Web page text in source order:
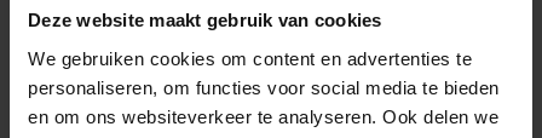
Deze website maakt gebruik van cookies
We gebruiken cookies om content en advertenties te
personaliseren, om functies voor social media te bieden
en om ons websiteverkeer te analyseren. Ook delen we
€ 49,49 excl. btw
€59,88 incl.btw